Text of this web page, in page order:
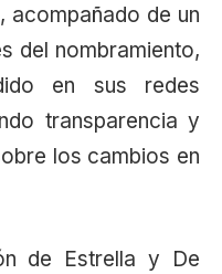
acompañado de un
del nombramiento,
en sus redes
transparencia y
los cambios en
de Estrella y De